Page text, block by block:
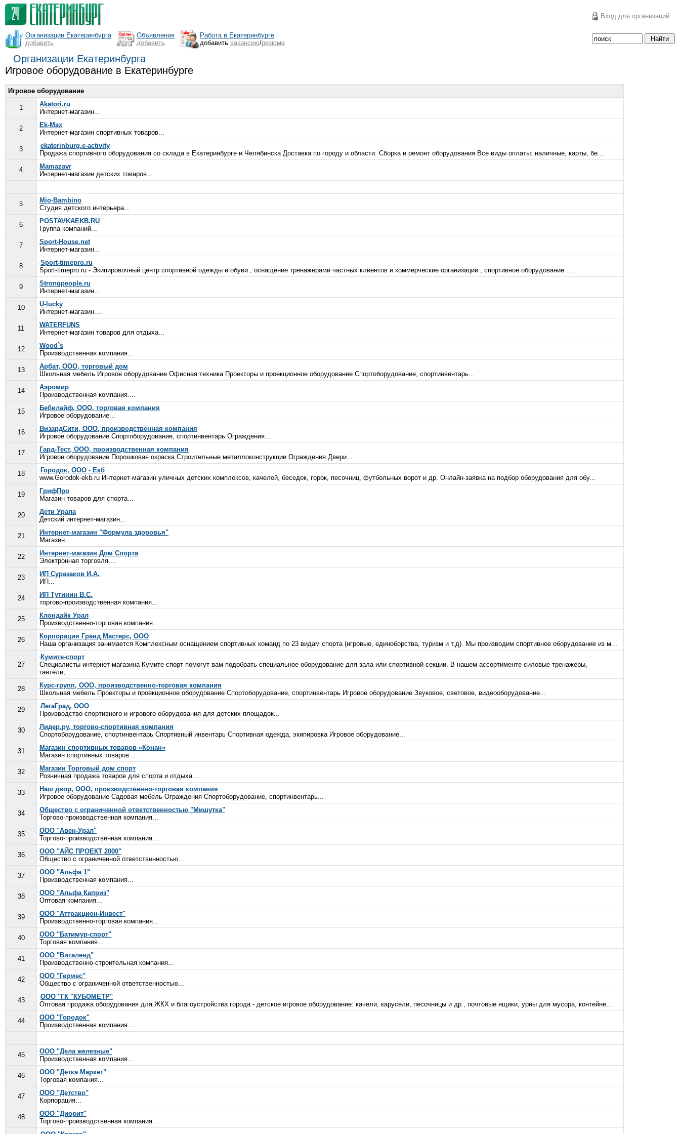
Вход для организаций
Организации Екатеринбурга
добавить
Объявления
добавить
Работа в Екатеринбурге
добавить вакансию/резюме
Организации Екатеринбурга
Игровое оборудование в Екатеринбурге
Игровое оборудование
1
Akatori.ru
Интернет-магазин...
2
Ek-Max
Интернет-магазин спортивных товаров...
3
ekaterinburg.e-activity
Продажа спортивного оборудования со склада в Екатеринбурге и Челябинска Доставка по городу и области. Сборка и ремонт оборудования Все виды оплаты: наличные, карты, бе...
4
Mamazavr
Интернет-магазин детских товаров...
5
Mio-Bambino
Студия детского интерьера...
6
POSTAVKAEKB.RU
Группа компаний...
7
Sport-House.net
Интернет-магазин...
8
Sport-timepro.ru
Sport-timepro.ru - Экипировочный центр спортивной одежды и обуви , оснащение тренажерами частных клиентов и коммерческие организации , спортивное оборудование ....
9
Strongpeople.ru
Интернет-магазин...
10
U-lucky
Интернет-магазин....
11
WATERFUNS
Интернет-магазин товаров для отдыха...
12
Wood`s
Производственная компания...
13
Арбат, ООО, торговый дом
Школьная мебель Игровое оборудование Офисная техника Проекторы и проекционное оборудование Спортоборудование, спортинвентарь...
14
Аэромир
Производственная компания....
15
Бебилайф, ООО, торговая компания
Игровое оборудование...
16
ВизардСити, ООО, производственная компания
Игровое оборудование Спортоборудование, спортинвентарь Ограждения...
17
Гард-Тест, ООО, производственная компания
Игровое оборудование Порошковая окраска Строительные металлоконструкции Ограждения Двери...
18
Городок, ООО - Екб
www.Gorodok-ekb.ru Интернет-магазин уличных детских комплексов, качелей, беседок, горок, песочниц, футбольных ворот и др. Онлайн-заявка на подбор оборудования для обу...
19
ГрифПро
Магазин товаров для спорта...
20
Дети Урала
Детский интернет-магазин...
21
Интернет-магазин "Формула здоровья"
Магазин...
22
Интернет-магазин Дом Спорта
Электронная торговля....
23
ИП Суразаков И.А.
ИП...
24
ИП Тутинин В.С.
торгово-производственная компания...
25
Клондайк Урал
Производственно-торговая компания...
26
Корпорация Гранд Мастерс, ООО
Наша организация занимается Комплексным оснащением спортивных команд по 23 видам спорта (игровые, единоборства, туризм и т.д). Мы производим спортивное оборудование из м...
27
Кумите-спорт
Специалисты интернет-магазина Кумите-спорт помогут вам подобрать специальное оборудование для зала или спортивной секции. В нашем ассортименте силовые тренажеры,
гантели,...
28
Курс-групп, ООО, производственно-торговая компания
Школьная мебель Проекторы и проекционное оборудование Спортоборудование, спортинвентарь Игровое оборудование Звуковое, световое, видеооборудование...
29
ЛегаГрад, ООО
Производство спортивного и игрового оборудования для детских площадок...
30
Лидер.ру, торгово-спортивная компания
Спортоборудование, спортинвентарь Спортивный инвентарь Спортивная одежда, экипировка Игровое оборудование...
31
Магазин спортивных товаров «Конан»
Магазин спортивных товаров....
32
Магазин Торговый дом спорт
Розничная продажа товаров для спорта и отдыха....
33
Наш двор, ООО, производственно-торговая компания
Игровое оборудование Садовая мебель Ограждения Спортоборудование, спортинвентарь...
34
Общество с ограниченной ответственностью "Мишутка"
Торгово-производственная компания...
35
ООО "Авен-Урал"
Торгово-производственная компания...
36
ООО "АЙС ПРОЕКТ 2000"
Общество с ограниченной ответственностью...
37
ООО "Альфа 1"
Производственная компания...
38
ООО "Альфа Каприз"
Оптовая компания...
39
ООО "Аттракцион-Инвест"
Производственно-торговая компания...
40
ООО "Батимур-спорт"
Торговая компания...
41
ООО "Виталенд"
Производственно-строительная компания...
42
ООО "Гермес"
Общество с ограниченной ответственностью...
43
ООО "ГК "КУБОМЕТР"
Оптовая продажа оборудования для ЖКХ и благоустройства города - детское игровое оборудование: качели, карусели, песочницы и др., почтовые ящики, урны для мусора, контейне...
44
ООО "Городок"
Производственная компания...
45
ООО "Дела железные"
Производственная компания...
46
ООО "Детка Маркет"
Торговая компания...
47
ООО "Детство"
Корпорация...
48
ООО "Диорит"
Торгово-производственная компания...